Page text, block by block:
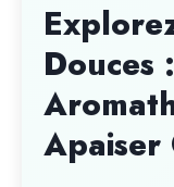
Douces
Apaiser